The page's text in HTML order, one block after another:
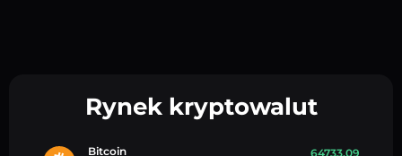
Rynek kryptowalut
Bitcoin
64733.09